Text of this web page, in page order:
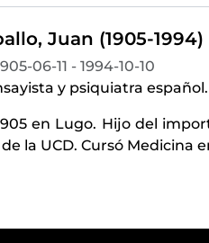
Juan (1905-1994)
06-11 - 1994-10-10
y psiquiatra español.
en Lugo. Hijo del
la UCD. Cursó Medicina